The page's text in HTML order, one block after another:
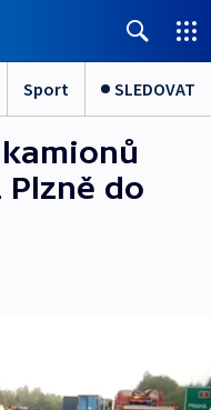
Sport SLEDOVAT
do